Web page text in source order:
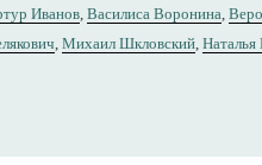
Иванов, Василиса Воронина,
, Михаил Шкловский, Наталья